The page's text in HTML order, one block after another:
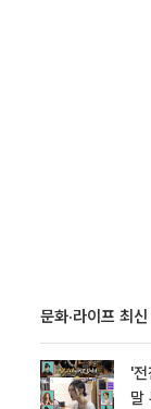
문화·라이프 최
'
말